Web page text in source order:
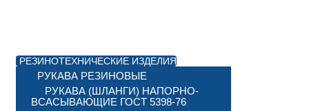
РЕЗИНОТЕХНИЧЕСКИЕ ИЗДЕЛИЯ
РУКАВА РЕЗИНОВЫЕ
РУКАВА (ШЛАНГИ) НАПОРНО-
ВСАСЫВАЮЩИЕ ГОСТ 5398-76